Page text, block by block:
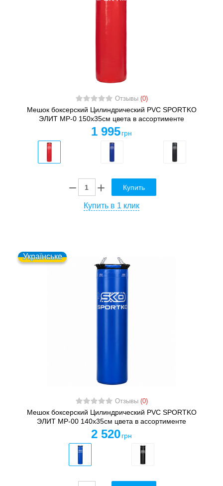
Отзывы (0)
Мешок боксерский Цилиндрический PVC SPORTKO
ЭЛИТ MP-0 150х35см цвета в ассортименте
1 995 грн
Купить
Купить в 1 клик
Українське
Отзывы (0)
Мешок боксерский Цилиндрический PVC SPORTKO
ЭЛИТ MP-00 140х35см цвета в ассортименте
2 520 грн